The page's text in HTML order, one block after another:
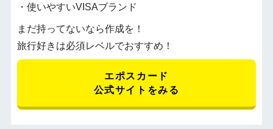
・使いやすいVISAブランド
まだ持ってないなら作成を！
旅行好きは必須レベルでおすすめ！
エポスカード
公式サイトをみる